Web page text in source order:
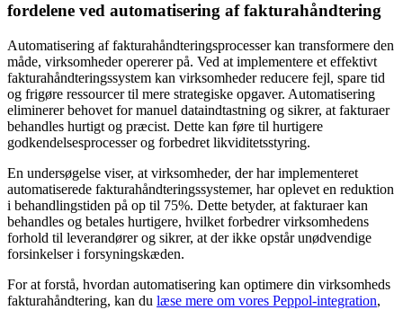
Se Paperflow
fordelene ved automatisering af fakturahåndtering
Automatisering af fakturahåndteringsprocesser kan transformere den
måde, virksomheder opererer på. Ved at implementere et effektivt
fakturahåndteringssystem kan virksomheder reducere fejl, spare tid
og frigøre ressourcer til mere strategiske opgaver. Automatisering
eliminerer behovet for manuel dataindtastning og sikrer, at fakturaer
behandles hurtigt og præcist. Dette kan føre til hurtigere
godkendelsesprocesser og forbedret likviditetsstyring.
En undersøgelse viser, at virksomheder, der har implementeret
automatiserede fakturahåndteringssystemer, har oplevet en reduktion
i behandlingstiden på op til 75%. Dette betyder, at fakturaer kan
behandles og betales hurtigere, hvilket forbedrer virksomhedens
forhold til leverandører og sikrer, at der ikke opstår unødvendige
forsinkelser i forsyningskæden.
For at forstå, hvordan automatisering kan optimere din virksomheds
fakturahåndtering, kan du læse mere om vores Peppol-integration,